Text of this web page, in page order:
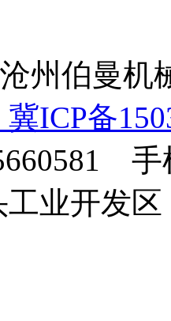
沧州伯曼
ICP备
业开发区